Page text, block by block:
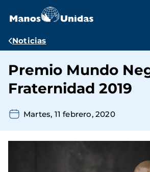
contenido
Ruta
navegación
Noticias
Premio Mundo
Fraternidad 2019
Martes, 11 febrero, 2020